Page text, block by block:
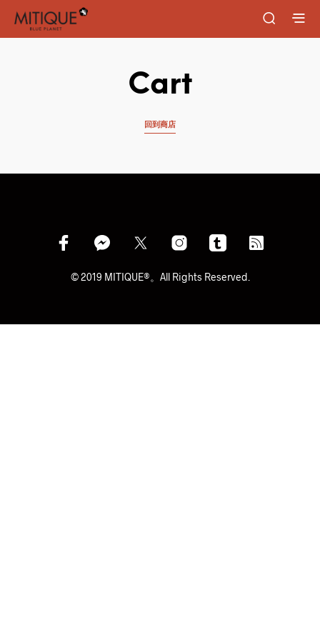
Cart
回到商店
© 2019 MITIQUE®。All Rights Reserved.